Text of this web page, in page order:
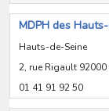
MDPH des
Hauts-de-Seine
2, rue Rigault 92000
01 41 91 92 50